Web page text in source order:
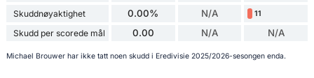
Skuddnøyaktighet 0.00% N/A 11
Skudd per scorede mål 0.00 N/A N/A
Michael Brouwer har ikke tatt noen skudd i Eredivisie 2025/2026-sesongen enda.